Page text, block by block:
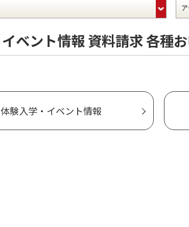
ベント情報 資料請求 各種
体験入学・イベント情報